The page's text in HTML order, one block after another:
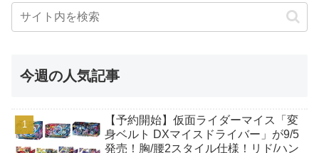
今週の人気記事
【予約開始】仮面ライダーマイス「変
身ベルト DXマイスドライバー」が9/5
発売！胸/腰2スタイル仕様！リド/ハン